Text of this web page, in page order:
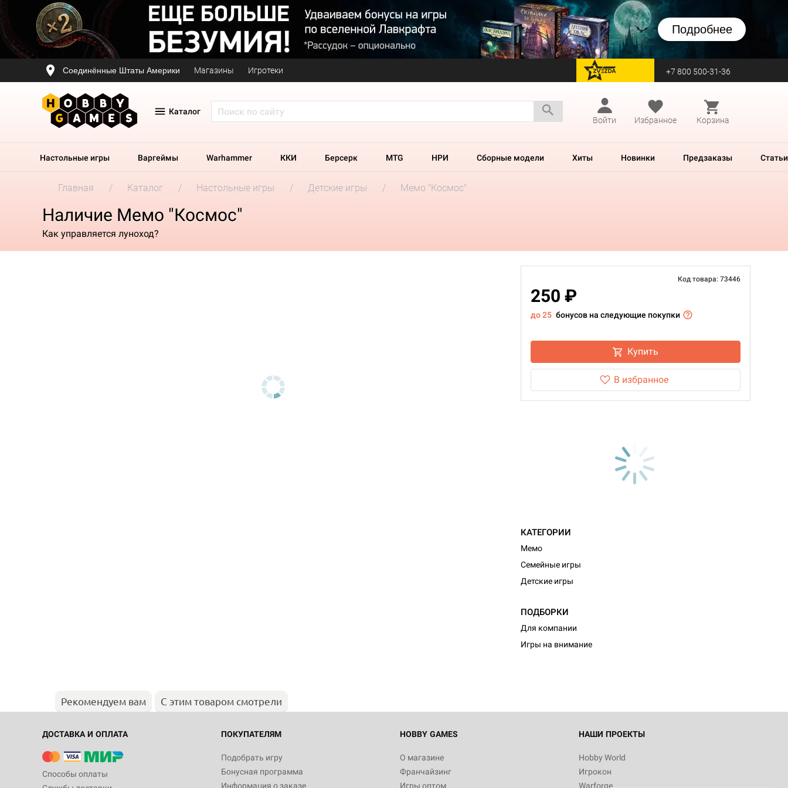
Подробнее
Соединённые Штаты Америки Магазины Игротеки перейти на Zvezda +7 800 500-31-36
Каталог
Войти
Избранное Корзина
Настольные игры Варгеймы Warhammer ККИ Берсерк MTG НРИ Сборные модели Хиты Новинки Предзаказы Статьи
Главная Каталог Настольные игры Детские игры Мемо "Космос"
Наличие Мемо "Космос"
Как управляется луноход?
Код товара: 73446
250 ₽
до 25 бонусов на следующие покупки
Купить
В избранное
КАТЕГОРИИ
Мемо
Семейные игры
Детские игры
ПОДБОРКИ
Для компании
Игры на внимание
Рекомендуем вам С этим товаром смотрели
ДОСТАВКА И ОПЛАТА
Способы оплаты
ПОКУПАТЕЛЯМ
Подобрать игру
Бонусная программа
Информация о заказе
HOBBY GAMES
О магазине
Франчайзинг
Игры оптом
НАШИ ПРОЕКТЫ
Hobby World
Игрокон
Warforge